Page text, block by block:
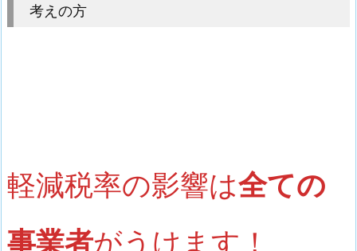
考えの方
軽減税率の影響は全ての
事業者がうけます！